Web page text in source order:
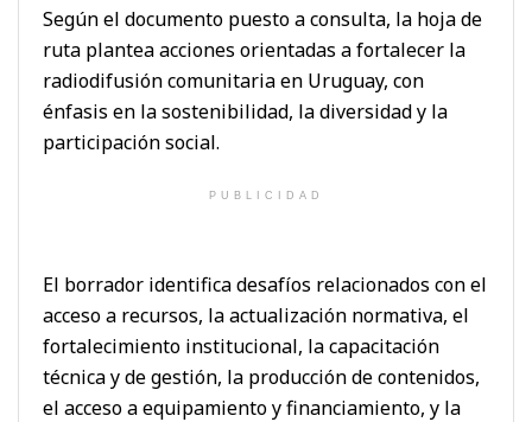
Según el documento puesto a consulta, la hoja de
ruta plantea acciones orientadas a fortalecer la
radiodifusión comunitaria en Uruguay, con
énfasis en la sostenibilidad, la diversidad y la
participación social.
PUBLICIDAD
El borrador identifica desafíos relacionados con el
acceso a recursos, la actualización normativa, el
fortalecimiento institucional, la capacitación
técnica y de gestión, la producción de contenidos,
el acceso a equipamiento y financiamiento, y la